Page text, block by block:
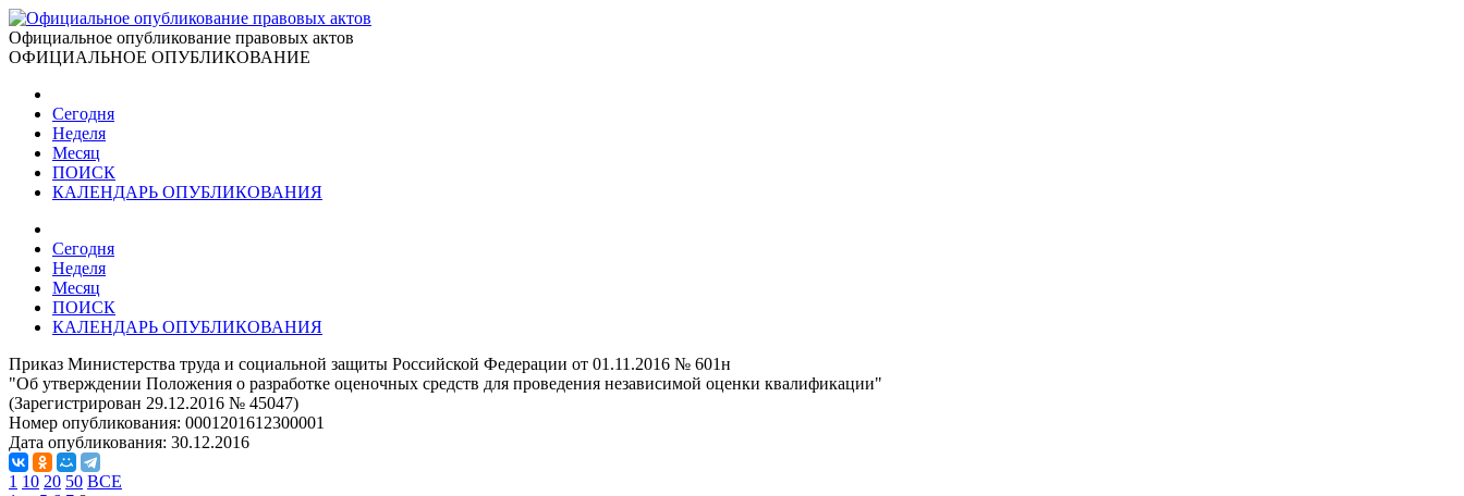
Официальное опубликование правовых актов
ОФИЦИАЛЬНОЕ ОПУБЛИКОВАНИЕ
Сегодня
Неделя
Месяц
ПОИСК
КАЛЕНДАРЬ ОПУБЛИКОВАНИЯ
Сегодня
Неделя
Месяц
ПОИСК
КАЛЕНДАРЬ ОПУБЛИКОВАНИЯ
Приказ Министерства труда и социальной защиты Российской Федерации от 01.11.2016 № 601н
"Об утверждении Положения о разработке оценочных средств для проведения независимой оценки квалификации"
(Зарегистрирован 29.12.2016 № 45047)
Номер опубликования: 0001201612300001
Дата опубликования: 30.12.2016
1 10 20 50 ВСЕ